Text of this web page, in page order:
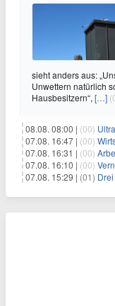
sieht anders aus:
Unwettern natürlich
Hausbesitzern“, […]
08.08. 08:00 | (00)
07.08. 16:47 | (00)
07.08. 16:31 | (00)
07.08. 16:10 | (00)
07.08. 15:29 | (01) Drei